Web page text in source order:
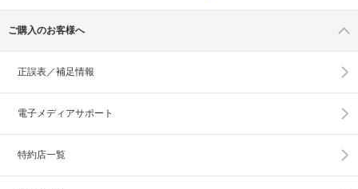
ご購入のお客様へ
正誤表／補足情報
電子メディアサポート
特約店一覧